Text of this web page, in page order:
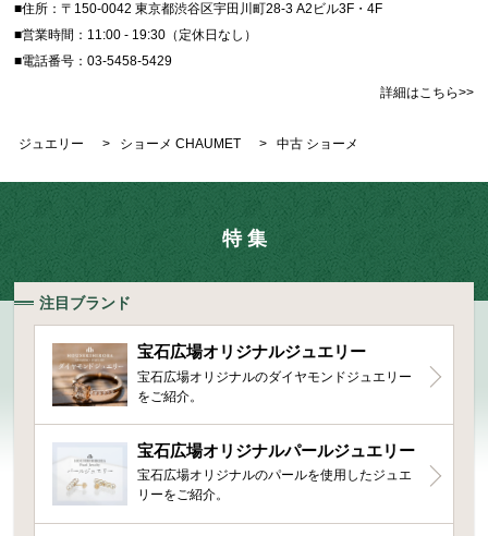
■住所：〒150-0042 東京都渋谷区宇田川町28-3 A2ビル3F・4F
■営業時間：11:00 - 19:30（定休日なし）
■電話番号：03-5458-5429
詳細はこちら>>
ジュエリー > ショーメ CHAUMET > 中古 ショーメ
特 集
注目ブランド
宝石広場オリジナルジュエリー
宝石広場オリジナルのダイヤモンドジュエリー
をご紹介。
宝石広場オリジナルパールジュエリー
宝石広場オリジナルのパールを使用したジュエ
リーをご紹介。